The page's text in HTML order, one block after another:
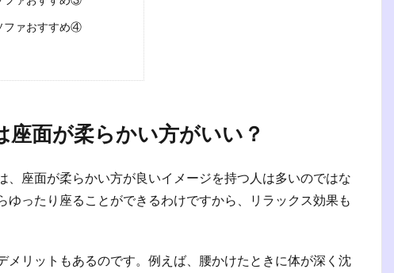
ファおすすめ④
面が柔らかい方がいい？
、座面が柔らかい方が良いイメージを持つ人は多いのではな
ゆったり座ることができるわけですから、リラックス効果も
メリットもあるのです。例えば、腰かけたときに体が深く沈